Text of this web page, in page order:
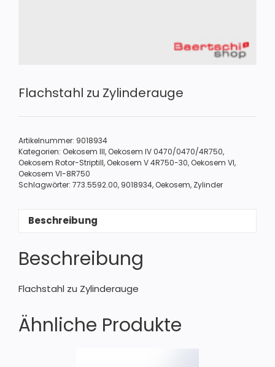
Flachstahl zu Zylinderauge
Artikelnummer: 9018934
Kategorien: Oekosem III, Oekosem IV 0470/0470/4R750,
Oekosem Rotor-Striptill, Oekosem V 4R750-30, Oekosem VI,
Oekosem VI-8R750
Schlagwörter: 773.5592.00, 9018934, Oekosem, Zylinder
Beschreibung
Beschreibung
Flachstahl zu Zylinderauge
Ähnliche Produkte